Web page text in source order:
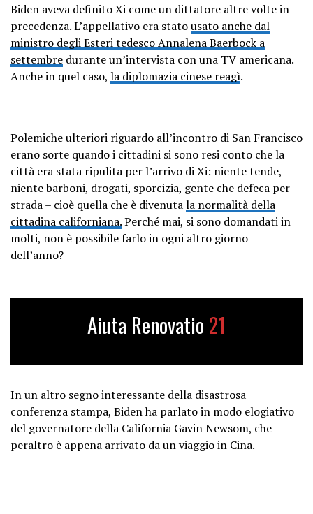
Biden aveva definito Xi come un dittatore altre volte in
precedenza. L’appellativo era statousato anche dal
ministro degli Esteri tedesco Annalena Baerbock a
settembre durante un’intervista con una TV americana.
Anche in quel caso, la diplomazia cinese reagì.
Polemiche ulteriori riguardo all’incontro di San Francisco
erano sorte quando i cittadini si sono resi conto che la
città era stata ripulita per l’arrivo di Xi: niente tende,
niente barboni, drogati, sporcizia, gente che defeca per
strada – cioè quella che è divenutala normalità della
cittadina californiana.Perché mai, si sono domandati in
molti, non è possibile farlo in ogni altro giorno
dell’anno?
Aiuta Renovatio 21
In un altro segno interessante della disastrosa
conferenza stampa, Biden ha parlato in modo elogiativo
del governatore della California Gavin Newsom, che
peraltro è appena arrivato da un viaggio in Cina.